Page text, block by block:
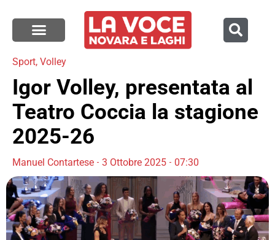
Sport, Volley
Igor Volley, presentata al
Teatro Coccia la stagione
2025-26
Manuel Contartese 3 Ottobre 2025 07:30